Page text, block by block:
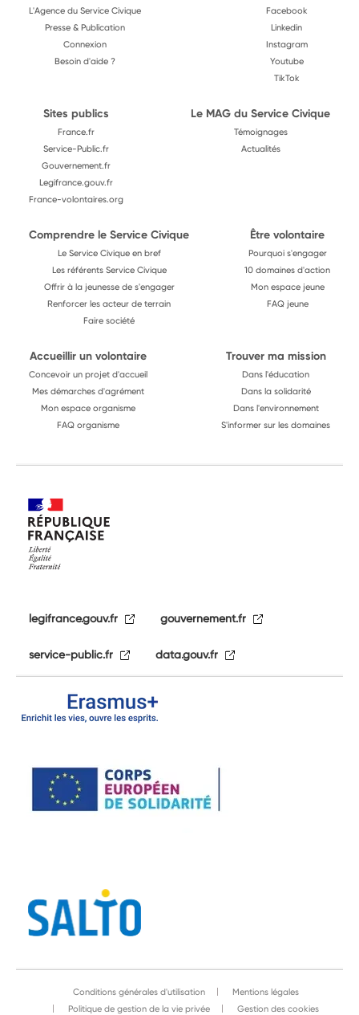
L'Agence du Service Civique
Presse & Publication
Connexion
Besoin d'aide ?
Facebook
Linkedin
Instagram
Youtube
TikTok
Sites publics
France.fr
Service-Public.fr
Gouvernement.fr
Legifrance.gouv.fr
France-volontaires.org
Le MAG du Service Civique
Témoignages
Actualités
Comprendre le Service Civique
Le Service Civique en bref
Les référents Service Civique
Offrir à la jeunesse de s'engager
Renforcer les acteur de terrain
Faire société
Être volontaire
Pourquoi s'engager
10 domaines d'action
Mon espace jeune
FAQ jeune
Accueillir un volontaire
Concevoir un projet d'accueil
Mes démarches d'agrément
Mon espace organisme
FAQ organisme
Trouver ma mission
Dans l'éducation
Dans la solidarité
Dans l'environnement
S'informer sur les domaines
legifrance.gouv.fr gouvernement.fr
service-public.fr data.gouv.fr
Conditions générales d'utilisation
Mentions légales
Politique de gestion de la vie privée
Gestion des cookies